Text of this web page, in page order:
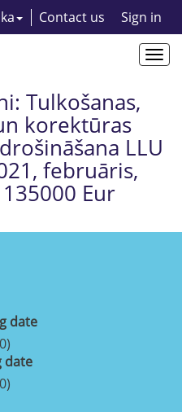
Contact us Sign in
Tulkošanas,
korektūras
LLU
februāris,
Eur
date
date